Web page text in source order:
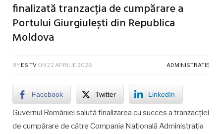
finalizată tranzacția de cumpărare a
Portului Giurgiulești din Republica
Moldova
BY ES TV ON 22 APRILIE 2026 ADMINISTRATIE
Facebook Twitter LinkedIn
Guvernul României salută finalizarea cu succes a tranzacției
de cumpărare de către Compania Națională Administrația